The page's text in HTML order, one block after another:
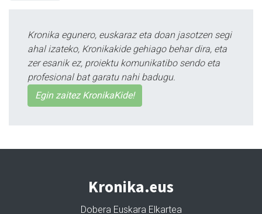
Kronika egunero, euskaraz eta doan jasotzen segi
ahal izateko, Kronikakide gehiago behar dira, eta
zer esanik ez, proiektu komunikatibo sendo eta
profesional bat garatu nahi badugu.
Egin zaitez KronikaKide!
Kronika.eus
Dobera Euskara Elkartea